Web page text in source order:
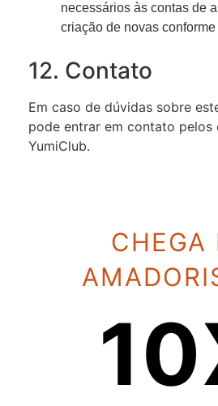
necessários às contas de
criação de novas
12. Contato
Em caso de dúvidas sobre
pode entrar em contato pelos
YumiClub.
CHEGA